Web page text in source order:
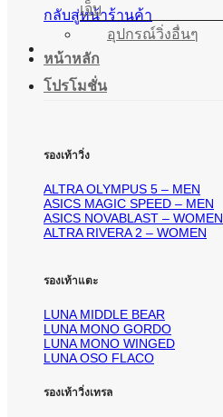
กลับสู่หน้าร้านค้า
เจ็บ
อุปกรณ์วิ่งอื่นๆ
หน้าหลัก
โปรโมชั่น
รองเท้าวิ่ง
ALTRA OLYMPUS 5 – MEN
ASICS MAGIC SPEED – MEN
ASICS NOVABLAST – WOMEN
ALTRA RIVERA 2 – WOMEN
รองเท้าแตะ
LUNA MIDDLE BEAR
LUNA MONO GORDO
LUNA MONO WINGED
LUNA OSO FLACO
รองเท้าวิ่งเทรล